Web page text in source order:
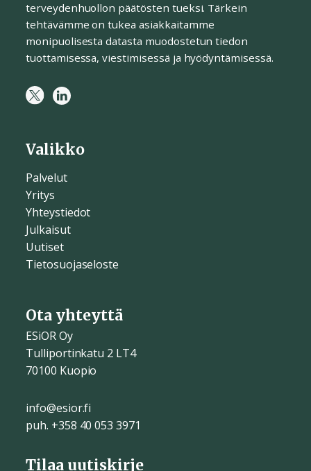
terveydenhuollon päätösten tueksi. Tärkein
tehtävämme on tukea asiakkaitamme
monipuolisesta datasta muodostetun tiedon
tuottamisessa, viestimisessä ja hyödyntämisessä.
Valikko
Palvelut
Yritys
Yhteystiedot
Julkaisut
Uutiset
Tietosuojaseloste
Ota yhteyttä
ESiOR Oy
Tulliportinkatu 2 LT4
70100 Kuopio
info@esior.fi
puh. +358 40 053 3971
Tilaa uutiskirje